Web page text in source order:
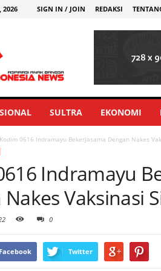
2026 SIGN IN / JOIN REDAKSI
SULTRA EKONOMI
Kodim 0616 Indramayu Bekerjasama Dengan Nakes
Indramayu
Vaksinasi
0
Facebook Twitter